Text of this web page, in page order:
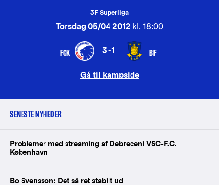
3F Superliga
Torsdag 05/04 2012 kl. 18:00
FCK 3-1 BIF
Gå til kampside
SENESTE NYHEDER
Problemer med streaming af Debreceni VSC-F.C.
København
Bo Svensson: Det så ret stabilt ud